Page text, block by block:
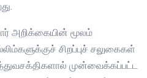
அறிக்கையின் மூலம்
சிறப்புச் சலுகைகள்
முன்வைக்கப்பட்ட